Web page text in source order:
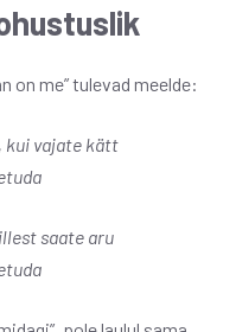
on me” tulevad meelde:
kui vajate kätt
saate aru